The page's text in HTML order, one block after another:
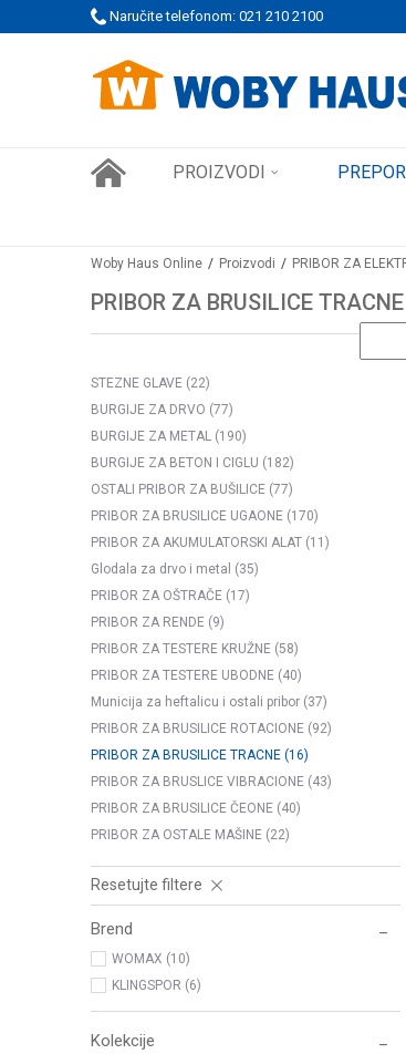
Naručite telefonom: 021 210 2100
PORUDŽBINE! SIGURNO PLAĆANJE PLATNIM
PROIZVODI
Woby Haus Online Proizvodi PRIBOR ZA
PRIBOR ZA BRUSILICE TRACNE
STEZNE GLAVE (22)
BURGIJE ZA DRVO (77)
BURGIJE ZA METAL (190)
BURGIJE ZA BETON I CIGLU (182)
OSTALI PRIBOR ZA BUŠILICE (77)
PRIBOR ZA BRUSILICE UGAONE (170)
PRIBOR ZA AKUMULATORSKI ALAT (11)
Glodala za drvo i metal (35)
PRIBOR ZA OŠTRAČE (17)
PRIBOR ZA RENDE (9)
PRIBOR ZA TESTERE KRUŽNE (58)
PRIBOR ZA TESTERE UBODNE (40)
Municija za heftalicu i ostali pribor (37)
PRIBOR ZA BRUSILICE ROTACIONE (92)
PRIBOR ZA BRUSILICE TRACNE (16)
PRIBOR ZA BRUSLICE VIBRACIONE (43)
PRIBOR ZA BRUSILICE ČEONE (40)
PRIBOR ZA OSTALE MAŠINE (22)
Resetujte filtere
Brend
WOMAX (10)
KLINGSPOR (6)
Kolekcije